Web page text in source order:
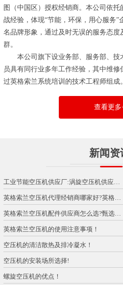
图（中国区）授权经销商。本公司依
战经验，体现“节能，环保，用心服务”
名品牌形象，通过及时无误的服务态
群。
本公司旗下设业务部、服务部、技
员具有同行业多年工作经验，其中维
过英格索兰系统培训的技术工程师组成。
查看更多
新闻资
工业节能空压机供应厂:涡旋空压机供应…
英格索兰空压机代理经销商哪家好?英格…
英格索兰空压机配件供应商怎么选?甄选…
英格索兰空压机的使用注意事项！
空压机的清洁散热及排冷凝水！
空压机的安装场所选择!
螺旋空压机的优点！